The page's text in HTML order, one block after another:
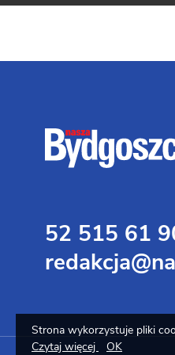
52 515 61
Strona wykorzystuje pliki
Czytaj więcej
OK